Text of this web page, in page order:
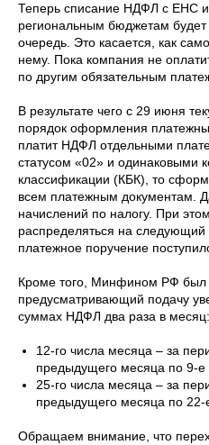
Теперь списание НДФЛ с ЕНС
региональным бюджетам будет
очередь. Это касается, как
нему. Пока компания не
по другим обязательным
В результате чего с 29 июня
порядок оформления
платит НДФЛ отдельными
статусом «02» и одинаковыми
классификации (КБК), то
всем платежным документам.
начислений по налогу. При
распределяться на следующий
платежное поручение
Кроме того, Минфином РФ был
предусматривающий подачу
суммах НДФЛ два раза в месяц:
12-го числа месяца – за
предыдущего месяца по 9-е
25-го числа месяца – за
предыдущего месяца по 22-
Обращаем внимание, что